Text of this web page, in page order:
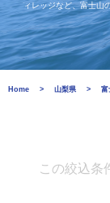
ィレッジなど、富士山
Home 山梨県 富
この絞込条